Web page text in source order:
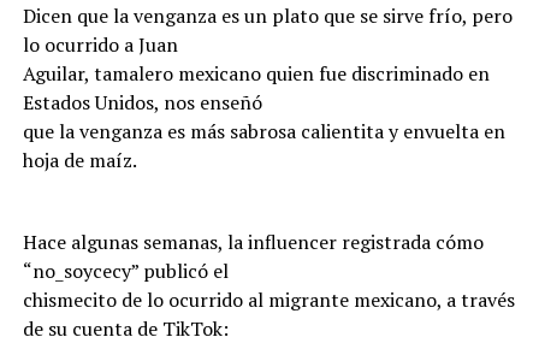
Dicen que la venganza es un plato que se sirve frío, pero
lo ocurrido a Juan
Aguilar, tamalero mexicano quien fue discriminado en
Estados Unidos, nos enseñó
que la venganza es más sabrosa calientita y envuelta en
hoja de maíz.
Hace algunas semanas, la influencer registrada cómo
“no_soycecy” publicó el
chismecito de lo ocurrido al migrante mexicano, a través
de su cuenta de TikTok: